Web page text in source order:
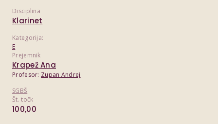
Disciplina
Klarinet
Kategorija:
E
Prejemnik
Krapež Ana
Profesor: Zupan Andrej
SGBŠ
Št. točk
100,00